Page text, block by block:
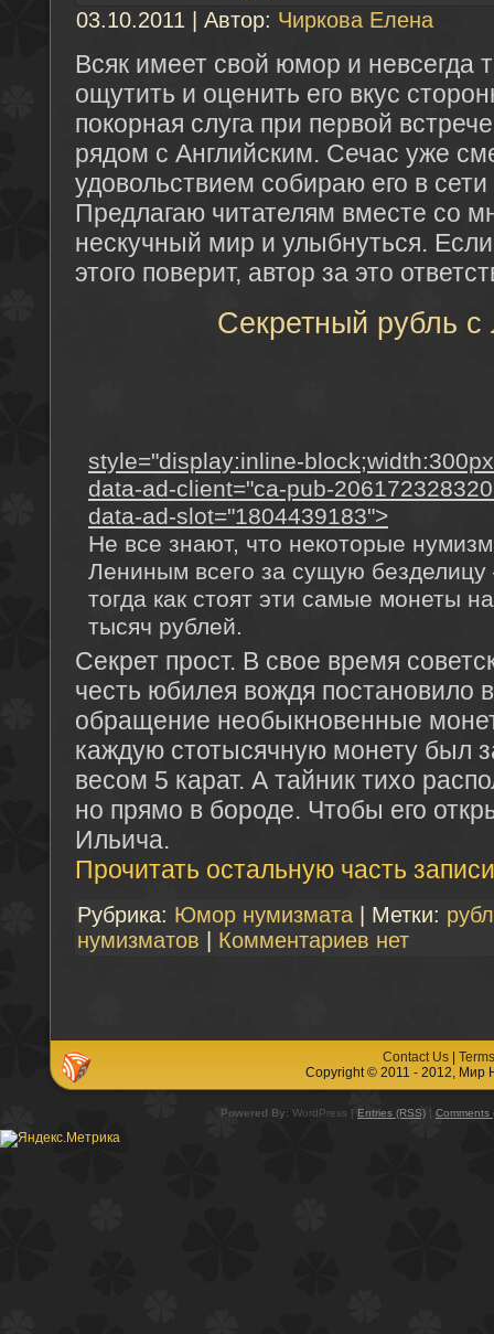
03.10.2011 | Автор: Чиркова Елена
Всяк имеет свой юмор и невсегда
ощутить и оценить его вкус
покорная слуга при первой
рядом с Английским. Сечас уже
удовольствием собираю его в
Предлагаю читателям вместе со
нескучный мир и улыбнуться.
этого поверит, автор за это
Секретный рубль
style="display:inline-
data-ad-client="ca-pub-
data-ad-slot="1804439183">
Не все знают, что некоторые
Лениным всего за сущую безделицу
тогда как стоят эти самые монеты
тысяч рублей.
Секрет прост. В свое время
честь юбилея вождя постановило
обращение необыкновенные
каждую стотысячную монету был
весом 5 карат. А тайник тихо
но прямо в бороде. Чтобы его
Ильича.
Прочитать остальную часть
Рубрика: Юмор нумизмата | Метки:
нумизматов
Комментариев нет
Contact Us
Copyright © 2011 - 2012,
Powered By: WordPress | Entries (RSS) Comments